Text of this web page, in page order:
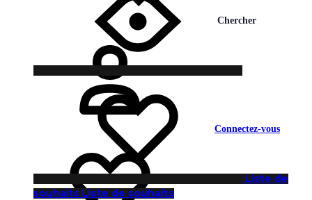
Chercher
Connectez-vous
Liste de
souhaits Liste de souhaits